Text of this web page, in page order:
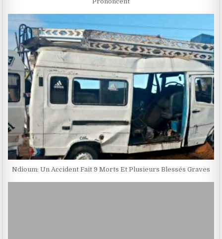
Ndioum: Un Accident Fait 9 Morts Et Plusieurs Blessés Graves